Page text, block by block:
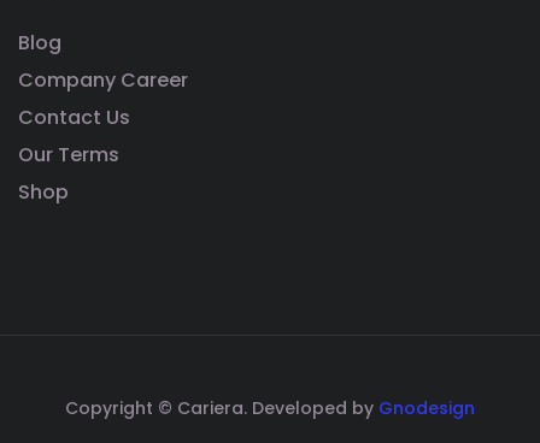
Blog
Company Career
Contact Us
Our Terms
Shop
Copyright © Cariera. Developed by Gnodesign